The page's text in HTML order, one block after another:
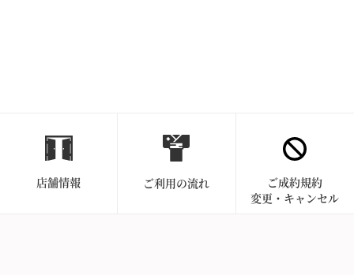
店舗情報 ご利用の流れ
ご成約規約
変更・キャンセル